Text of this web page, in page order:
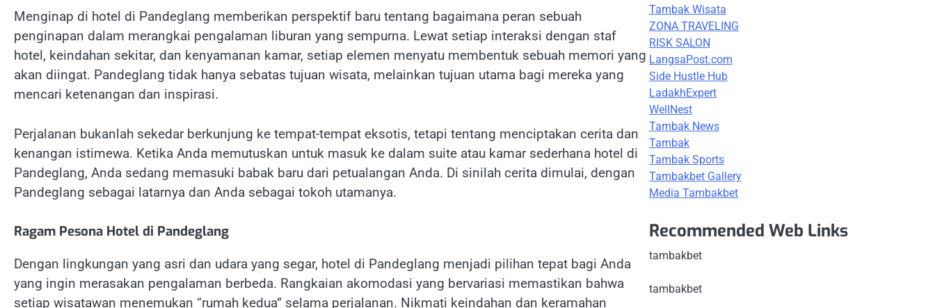
Menginap di hotel di Pandeglang memberikan perspektif baru tentang bagaimana peran sebuah
penginapan dalam merangkai pengalaman liburan yang sempurna. Lewat setiap interaksi dengan staf
hotel, keindahan sekitar, dan kenyamanan kamar, setiap elemen menyatu membentuk sebuah memori yang
akan diingat. Pandeglang tidak hanya sebatas tujuan wisata, melainkan tujuan utama bagi mereka yang
mencari ketenangan dan inspirasi.
Perjalanan bukanlah sekedar berkunjung ke tempat-tempat eksotis, tetapi tentang menciptakan cerita dan
kenangan istimewa. Ketika Anda memutuskan untuk masuk ke dalam suite atau kamar sederhana hotel di
Pandeglang, Anda sedang memasuki babak baru dari petualangan Anda. Di sinilah cerita dimulai, dengan
Pandeglang sebagai latarnya dan Anda sebagai tokoh utamanya.
Ragam Pesona Hotel di Pandeglang
Dengan lingkungan yang asri dan udara yang segar, hotel di Pandeglang menjadi pilihan tepat bagi Anda
yang ingin merasakan pengalaman berbeda. Rangkaian akomodasi yang bervariasi memastikan bahwa
setiap wisatawan menemukan “rumah kedua” selama perjalanan. Nikmati keindahan dan keramahan
Tambak Wisata
ZONA TRAVELING
RISK SALON
LangsaPost.com
Side Hustle Hub
LadakhExpert
WellNest
Tambak News
Tambak
Tambak Sports
Tambakbet Gallery
Media Tambakbet
Recommended Web Links
tambakbet
tambakbet